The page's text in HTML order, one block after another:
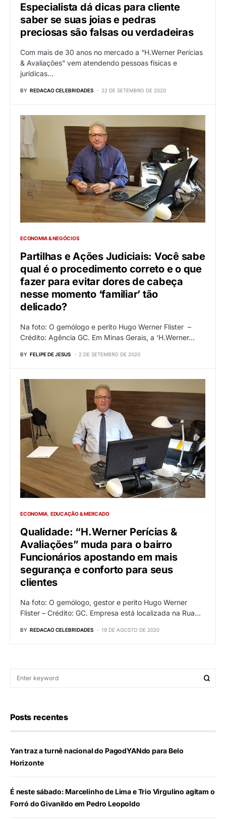
Especialista dá dicas para cliente
saber se suas joias e pedras
preciosas são falsas ou verdadeiras
Com mais de 30 anos no mercado a “H.Werner Perícias
& Avaliações” vem atendendo pessoas físicas e
jurídicas…
BY REDACAO CELEBRIDADES 22 DE SETEMBRO DE 2020
ECONOMIA & NEGÓCIOS
Partilhas e Ações Judiciais: Você sabe
qual é o procedimento correto e o que
fazer para evitar dores de cabeça
nesse momento ‘familiar’ tão
delicado?
Na foto: O gemólogo e perito Hugo Werner Flister –
Crédito: Agência GC. Em Minas Gerais, a ‘H.Werner…
BY FELIPE DE JESUS 2 DE SETEMBRO DE 2020
ECONOMIA EDUCAÇÃO & MERCADO
Qualidade: “H.Werner Perícias &
Avaliações” muda para o bairro
Funcionários apostando em mais
segurança e conforto para seus
clientes
Na foto: O gemólogo, gestor e perito Hugo Werner
Flister – Crédito: GC. Empresa está localizada na Rua…
BY REDACAO CELEBRIDADES 19 DE AGOSTO DE 2020
Posts recentes
Yan traz a turnê nacional do PagodYANdo para Belo
Horizonte
É neste sábado: Marcelinho de Lima e Trio Virgulino agitam o
Forró do Givanildo em Pedro Leopoldo